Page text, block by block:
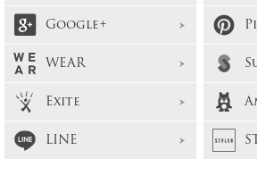
Google+
WEAR
Exite
LINE